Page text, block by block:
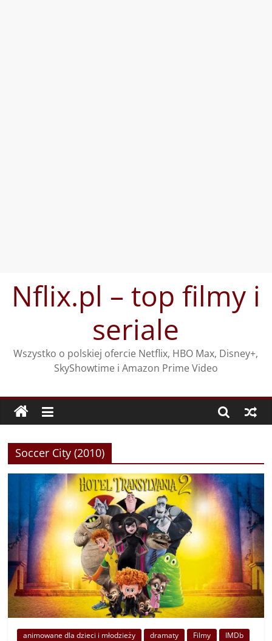
treściNflix.pl – top filmy i
seriale
Wszystko o polskiej ofercie Netflix, HBO Max, Disney+,
SkyShowtime i Amazon Prime Video
Soccer City (2010)
animowane dla dzieci i młodzieży dramaty Filmy
IMDb